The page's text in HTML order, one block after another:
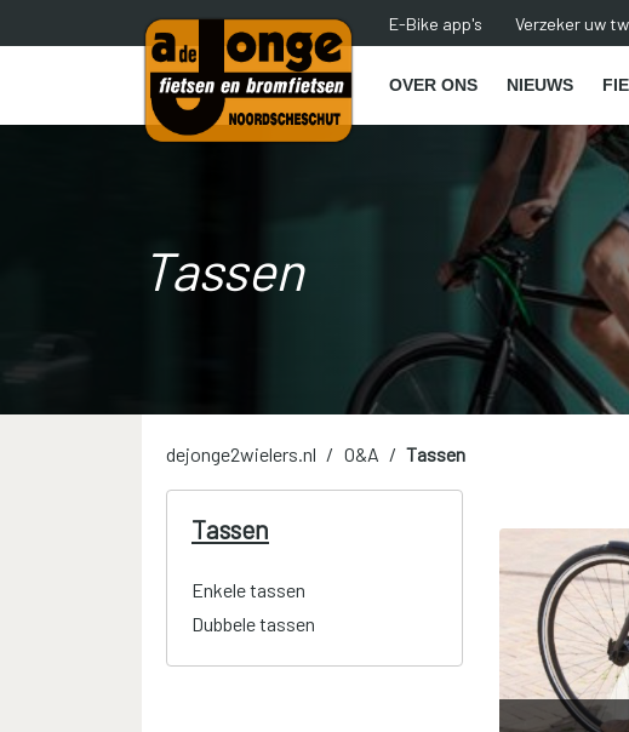
E-Bike app's Verzeker uw
OVER ONS NIEUWS
Tassen
dejonge2wielers.nl O&A Tassen
Tassen
Enkele tassen
Dubbele tassen